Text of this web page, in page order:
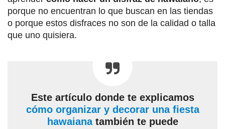
porque no encuentran lo que buscan en las tiendas
o porque estos disfraces no son de la calidad o talla
que uno quisiera.
Este artículo donde te explicamos
cómo organizar y decorar una fiesta
hawaianatambién te puede